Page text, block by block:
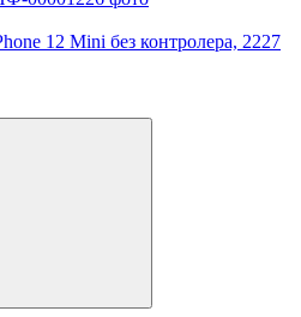
12 Mini без контролера, 2227